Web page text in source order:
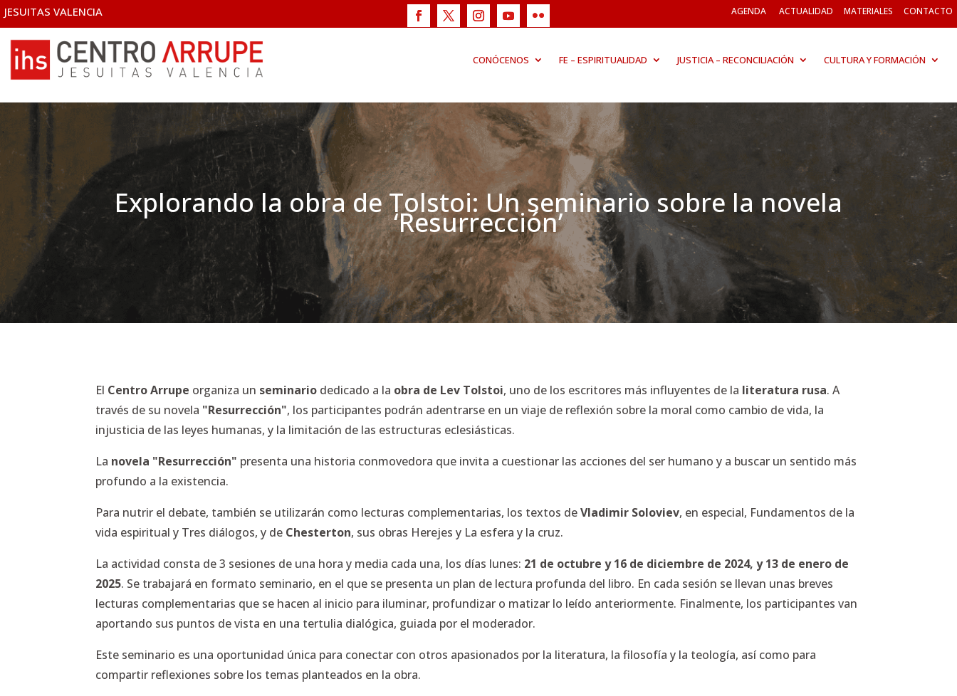
JESUITAS VALENCIA AGENDA ACTUALIDAD MATERIALES CONTACTO
CONÓCENOS FE – ESPIRITUALIDAD JUSTICIA – RECONCILIACIÓN CULTURA Y FORMACIÓN
Explorando la obra de Tolstoi: Un seminario sobre la novela
‘Resurrección’
El Centro Arrupe organiza un seminario dedicado a la obra de Lev Tolstoi, uno de los escritores más influyentes de la literatura rusa. A
través de su novela "Resurrección", los participantes podrán adentrarse en un viaje de reflexión sobre la moral como cambio de vida, la
injusticia de las leyes humanas, y la limitación de las estructuras eclesiásticas.
La novela "Resurrección" presenta una historia conmovedora que invita a cuestionar las acciones del ser humano y a buscar un sentido más
profundo a la existencia.
Para nutrir el debate, también se utilizarán como lecturas complementarias, los textos deVladimir Soloviev, en especial, Fundamentos de la
vida espiritualy Tres diálogos, y de Chesterton, sus obras Herejes y La esfera y la cruz.
La actividad consta de 3 sesiones de una hora y media cada una, los días lunes: 21 de octubre y 16 de diciembre de 2024, y 13 de enero de
2025. Se trabajará en formato seminario, en el que se presenta un plan de lectura profunda del libro. En cada sesión se llevan unas breves
lecturas complementarias que se hacen al inicio para iluminar, profundizar o matizar lo leído anteriormente. Finalmente, los participantes van
aportando sus puntos de vista en una tertulia dialógica, guiada por el moderador.
Este seminario es una oportunidad única para conectar con otros apasionados por la literatura, la filosofía y la teología, así como para
compartir reflexiones sobre los temas planteados en la obra.